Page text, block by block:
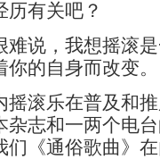
历有关吧？
说，我想摇滚是
的自身而改变。
滚乐在普及和推
杂志和一两个电
们《通俗歌曲》